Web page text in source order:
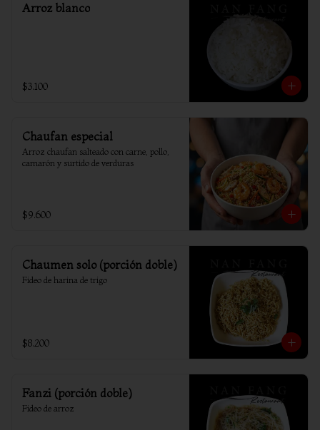
Arroz blanco
$3.100
Chaufan especial
Arroz chaufan salteado con carne, pollo,
camarón y surtido de verduras
$9.600
Chaumen solo (porción doble)
Fideo de harina de trigo
$8.200
Fanzi (porción doble)
Fideo de arroz